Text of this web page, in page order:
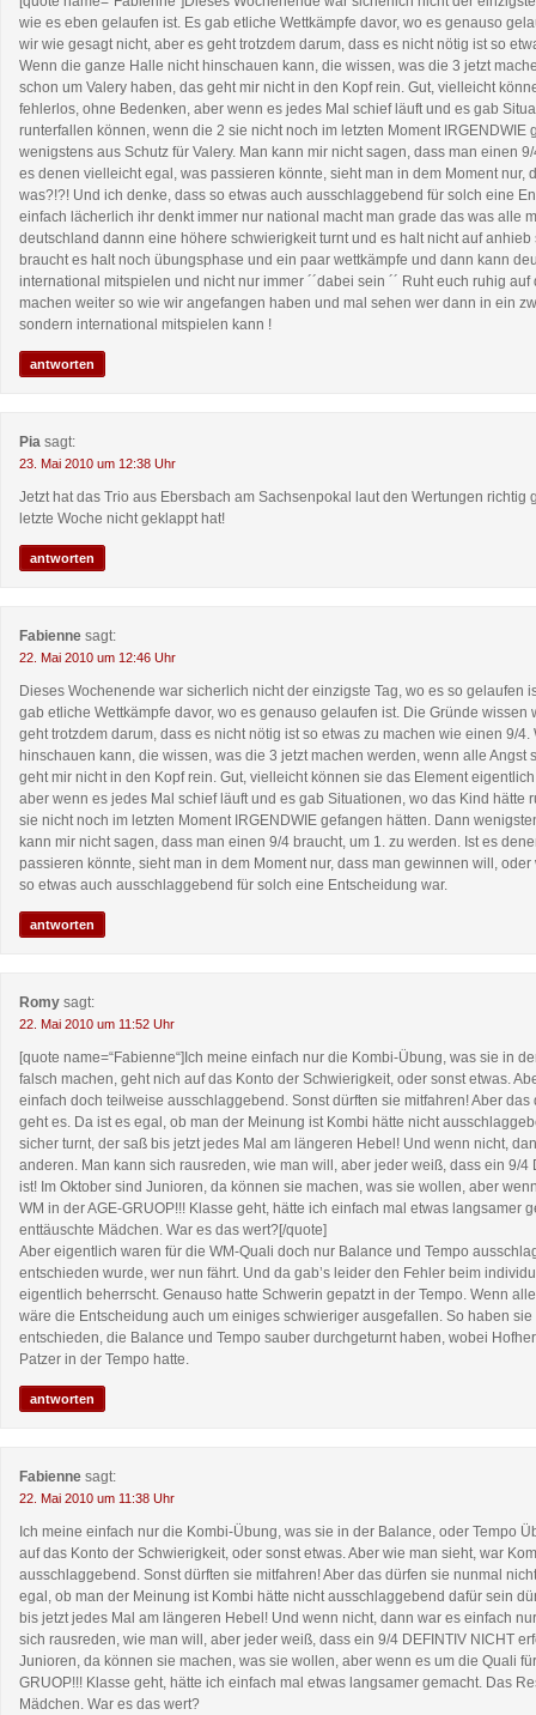
wie es eben gelaufen ist. Es gab etliche Wettkämpfe davor, wo es genauso
wir wie gesagt nicht, aber es geht trotzdem darum, dass es nicht nötig ist so
Wenn die ganze Halle nicht hinschauen kann, die wissen, was die 3 jetzt
schon um Valery haben, das geht mir nicht in den Kopf rein. Gut, vielleicht
fehlerlos, ohne Bedenken, aber wenn es jedes Mal schief läuft und es gab
runterfallen können, wenn die 2 sie nicht noch im letzten Moment IRGENDWIE
wenigstens aus Schutz für Valery. Man kann mir nicht sagen, dass man einen
es denen vielleicht egal, was passieren könnte, sieht man in dem Moment nur,
was?!?! Und ich denke, dass so etwas auch ausschlaggebend für solch eine
einfach lächerlich ihr denkt immer nur national macht man grade das was alle
deutschland dannn eine höhere schwierigkeit turnt und es halt nicht auf
braucht es halt noch übungsphase und ein paar wettkämpfe und dann kann
international mitspielen und nicht nur immer ´´dabei sein ´´ Ruht euch ruhig
machen weiter so wie wir angefangen haben und mal sehen wer dann in ein
sondern international mitspielen kann !
antworten
Pia sagt:
23. Mai 2010 um 12:38 Uhr
Jetzt hat das Trio aus Ebersbach am Sachsenpokal laut den Wertungen richtig
letzte Woche nicht geklappt hat!
antworten
Fabienne sagt:
22. Mai 2010 um 12:46 Uhr
Dieses Wochenende war sicherlich nicht der einzigste Tag, wo es so gelaufen
gab etliche Wettkämpfe davor, wo es genauso gelaufen ist. Die Gründe wissen
geht trotzdem darum, dass es nicht nötig ist so etwas zu machen wie einen 9/
hinschauen kann, die wissen, was die 3 jetzt machen werden, wenn alle Angst
geht mir nicht in den Kopf rein. Gut, vielleicht können sie das Element
aber wenn es jedes Mal schief läuft und es gab Situationen, wo das Kind hätte
sie nicht noch im letzten Moment IRGENDWIE gefangen hätten. Dann
kann mir nicht sagen, dass man einen 9/4 braucht, um 1. zu werden. Ist es
passieren könnte, sieht man in dem Moment nur, dass man gewinnen will,
so etwas auch ausschlaggebend für solch eine Entscheidung war.
antworten
Romy sagt:
22. Mai 2010 um 11:52 Uhr
[quote name=“Fabienne“]Ich meine einfach nur die Kombi-Übung, was sie in
falsch machen, geht nich auf das Konto der Schwierigkeit, oder sonst etwas.
einfach doch teilweise ausschlaggebend. Sonst dürften sie mitfahren! Aber
geht es. Da ist es egal, ob man der Meinung ist Kombi hätte nicht
sicher turnt, der saß bis jetzt jedes Mal am längeren Hebel! Und wenn nicht,
anderen. Man kann sich rausreden, wie man will, aber jeder weiß, dass ein 9/4
ist! Im Oktober sind Junioren, da können sie machen, was sie wollen, aber
WM in der AGE-GRUOP!!! Klasse geht, hätte ich einfach mal etwas langsamer
enttäuschte Mädchen. War es das wert?[/quote]
Aber eigentlich waren für die WM-Quali doch nur Balance und Tempo
entschieden wurde, wer nun fährt. Und da gab’s leider den Fehler beim
eigentlich beherrscht. Genauso hatte Schwerin gepatzt in der Tempo. Wenn
wäre die Entscheidung auch um einiges schwieriger ausgefallen. So haben
entschieden, die Balance und Tempo sauber durchgeturnt haben, wobei
Patzer in der Tempo hatte.
antworten
Fabienne sagt:
22. Mai 2010 um 11:38 Uhr
Ich meine einfach nur die Kombi-Übung, was sie in der Balance, oder Tempo
auf das Konto der Schwierigkeit, oder sonst etwas. Aber wie man sieht, war
ausschlaggebend. Sonst dürften sie mitfahren! Aber das dürfen sie nunmal
egal, ob man der Meinung ist Kombi hätte nicht ausschlaggebend dafür sein
bis jetzt jedes Mal am längeren Hebel! Und wenn nicht, dann war es einfach
sich rausreden, wie man will, aber jeder weiß, dass ein 9/4 DEFINTIV NICHT
Junioren, da können sie machen, was sie wollen, aber wenn es um die Quali
GRUOP!!! Klasse geht, hätte ich einfach mal etwas langsamer gemacht. Das
Mädchen. War es das wert?